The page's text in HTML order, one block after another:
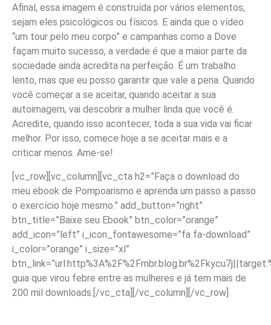
Afinal, essa imagem é construída por vários elementos,
sejam eles psicológicos ou físicos. E ainda que o vídeo
“um tour pelo meu corpo” e campanhas como a Dove
façam muito sucesso, a verdade é que a maior parte da
sociedade ainda acredita na perfeição. É um trabalho
lento, mas que eu posso garantir que vale a pena. Quando
você começar a se aceitar, quando aceitar a sua
autoimagem, vai descobrir a mulher linda que você é.
Acredite, quando isso acontecer, toda a sua vida vai ficar
melhor. Por isso, comece hoje a se aceitar mais e a
criticar menos. Ame-se!
[vc_row][vc_column][vc_cta h2=”Faça o download do
meu ebook de Pompoarismo e aprenda um passo a passo
o exercício hoje mesmo.” add_button=”right”
btn_title=”Baixe seu Ebook” btn_color=”orange”
add_icon=”left” i_icon_fontawesome=”fa fa-download”
i_color=”orange” i_size=”xl”
guia que virou febre entre as mulheres e já tem mais de
200 mil downloads.[/vc_cta][/vc_column][/vc_row]